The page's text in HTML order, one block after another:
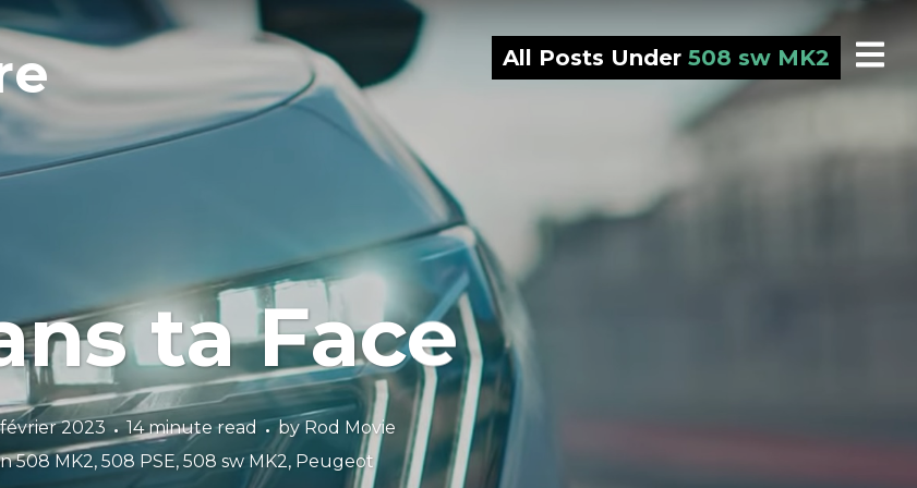
All Posts Under 508 sw MK2
ta Face
2023 14 minute read byRod Movie
508 MK2, 508 PSE, 508 sw MK2, Peugeot